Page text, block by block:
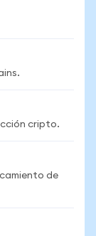
cripto.
de